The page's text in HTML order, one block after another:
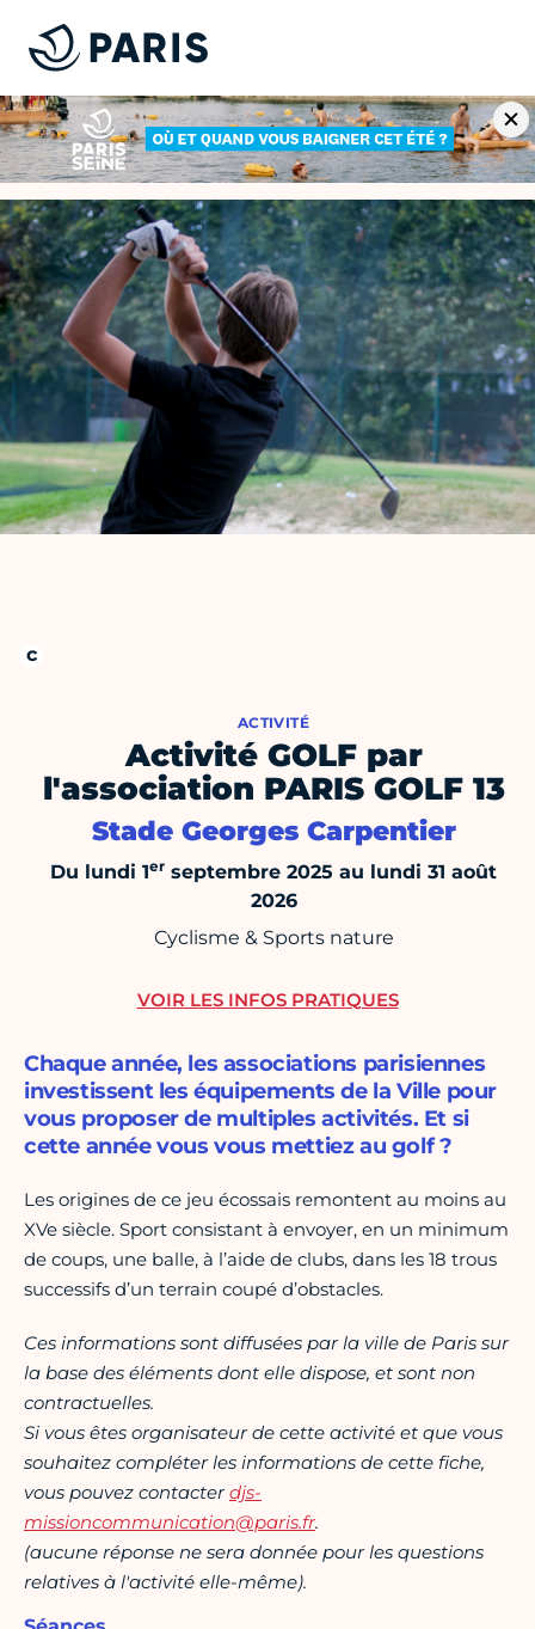
ACTIVITÉ
Activité GOLF par
l'association PARIS GOLF 13
Stade Georges Carpentier
Du lundi 1er septembre 2025 au lundi 31 août
2026
Cyclisme & Sports nature
Chaque année, les associations parisiennes
investissent les équipements de la Ville pour
vous proposer de multiples activités. Et si
cette année vous vous mettiez au golf ?
Les origines de ce jeu écossais remontent au moins au
XVe siècle. Sport consistant à envoyer, en un minimum
de coups, une balle, à l’aide de clubs, dans les 18 trous
successifs d’un terrain coupé d’obstacles.
Ces informations sont diffusées par la ville de Paris sur
la base des éléments dont elle dispose, et sont non
contractuelles.
Si vous êtes organisateur de cette activité et que vous
souhaitez compléter les informations de cette fiche,
vous pouvez contacterdjs-
missioncommunication@paris.fr.
(aucune réponse ne sera donnée pour les questions
relatives à l'activité elle-même).
VOIR LES INFOS PRATIQUES